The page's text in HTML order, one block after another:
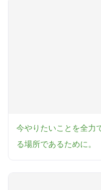
今やりたいことを全力
る場所であるために。